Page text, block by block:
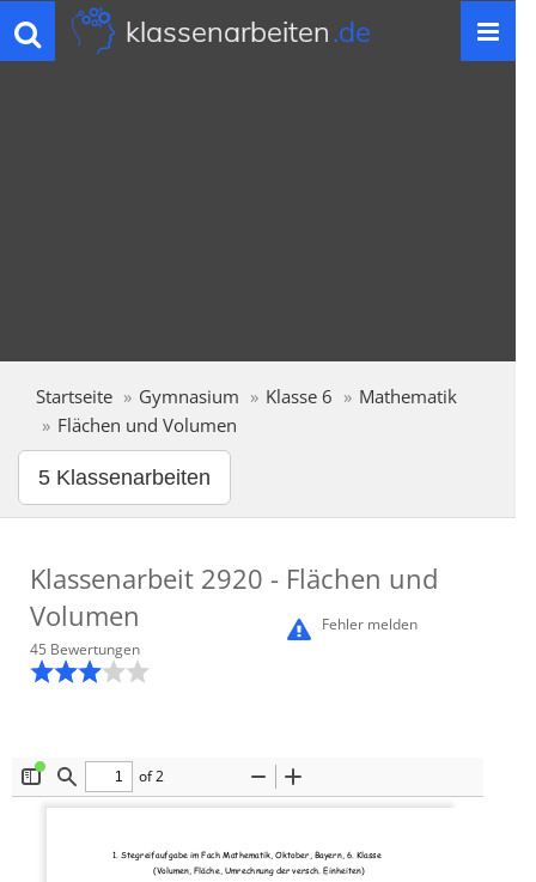
Toggle
navigation
klassenarbeiten.de
Startseite Gymnasium Klasse 6
Mathematik
Flächen und Volumen
5 Klassenarbeiten
Klassenarbeit 2920 - Flächen und
Volumen
Fehler melden
45 Bewertungen
Toggle
Sidebar
Find
of 2
Zoom
Out
In
1. Stegreifaufgabe im Fach Mathematik, Oktober , Bayern, 6. Klasse
(Volumen, Fläche, Umrechnung der versch. Einheiten)